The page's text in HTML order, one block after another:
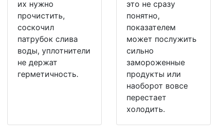
их нужно
прочистить,
соскочил
патрубок слива
воды, уплотнители
не держат
герметичность.
это не сразу
понятно,
показателем
может послужить
сильно
замороженные
продукты или
наоборот вовсе
перестает
холодить.